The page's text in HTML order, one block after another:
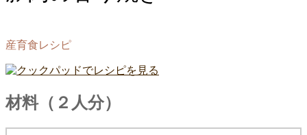
産育食レシピ
材料（２人分）